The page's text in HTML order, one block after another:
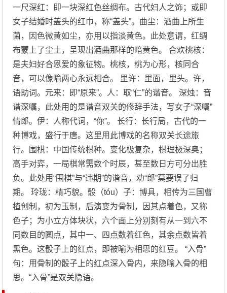
一尺深红：即一块深红色丝绸布。古代妇人之饰；或即
女子结婚时盖头的红巾，称“盖头”。曲尘：酒曲上所生
菌，因色微黄如尘，亦用以指淡黄色。此处意谓，红绸
布蒙上了尘土，呈现出酒曲那样的暗黄色。 合欢桃核：
是夫妇好合恩爱的象征物。桃核，桃为心形，核同合
音，可以像喻两心永远相合。 里许：里面，里头。许，
语助词。元来：即“原来”。人：取“仁”的谐音。 深烛：音
谐深嘱，此处用的是谐音双关的修辞手法，写女子“深嘱”
情郎。伊：人称代词，“你”。 长行：长行局，古代的一
种博戏，盛行于唐。这里用此博戏的名称双关长途旅
行。围棋：中国传统棋种。变化极复杂，棋理极深奥；
高手对弈，一局棋常需数个时辰，甚至数日方可分出胜
负。此处用“围棋”与“违期”的谐音，劝“郎”莫要误了归
期。 玲珑：精巧貌。骰（tóu）子：博具，相传为三国曹
植创制，初为玉制，后演变为骨制，因其点着色，又称
色子；为小立方体块状，六个面上分别刻有从一到六不
同数目的圆点，其中一、四点数着红色，其余点数皆着
黑色。这骰子上的红点，即被喻为相思的红豆。 “入骨”
句：用骨制的骰子上的红点深入骨内，来隐喻入骨的相
思。“入骨”是双关隐语。